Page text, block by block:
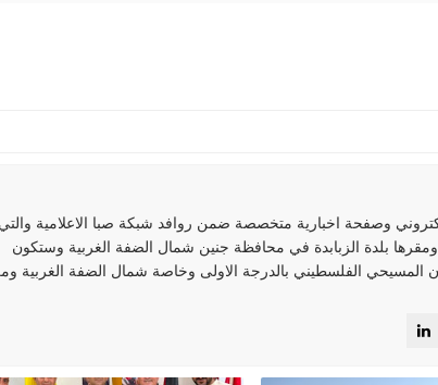
وصفحة اخبارية متخصصة ضمن روافد شبكة صبا الاعلامية والتي
بلدة الزبابدة في محافظة جنين شمال الضفة الغربية وستكون
الفلسطيني بالدرجة الاولى وخاصة شمال الضفة الغربية